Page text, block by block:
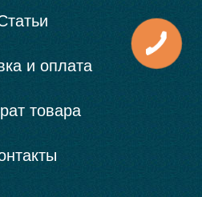
и оплата
товара